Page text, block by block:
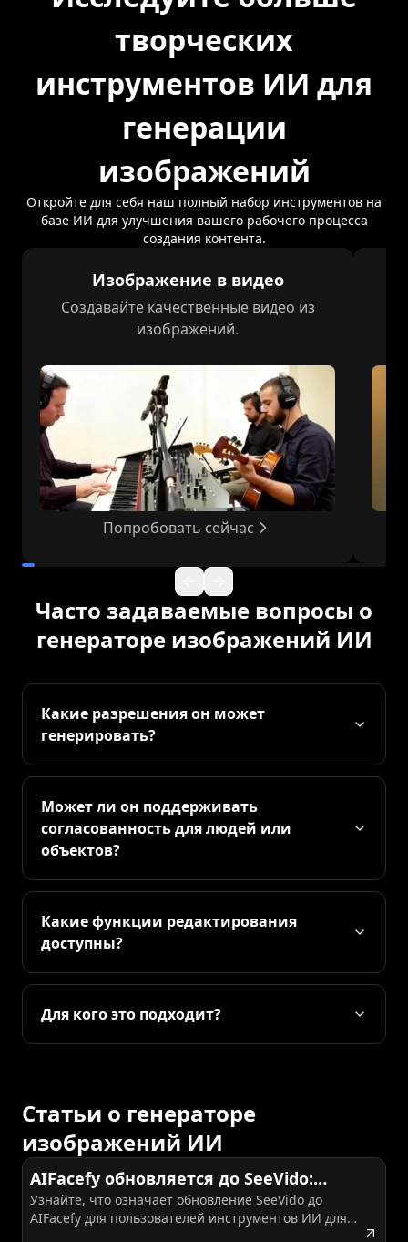
творческих
инструментов ИИ для
генерации
изображений
Откройте для себя наш полный набор инструментов на
базе ИИ для улучшения вашего рабочего процесса
создания контента.
Изображение в видео
Создавайте качественные видео из
изображений.
Попробовать сейчас
Часто задаваемые вопросы о
генераторе изображений ИИ
Какие разрешения он может
генерировать?
Может ли он поддерживать
согласованность для людей или
объектов?
Какие функции редактирования
доступны?
Для кого это подходит?
Статьи о генераторе
изображений ИИ
AIFacefy обновляется до SeeVido:
более умный креативный хаб для
рабочих процессов с ИИ‑видео и
Узнайте, что означает обновление SeeVido до
AIFacefy для пользователей инструментов ИИ для